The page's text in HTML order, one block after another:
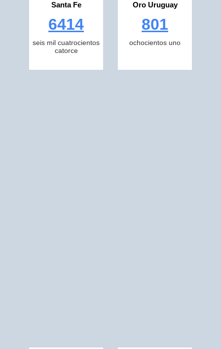
Santa Fe
6414
seis mil cuatrocientos
catorce
Oro Uruguay
801
ochocientos uno